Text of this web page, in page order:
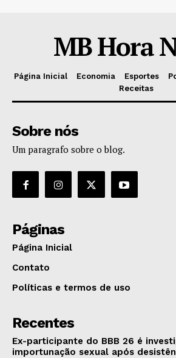
MB Hora
Página Inicial Economia Esportes
Receitas
Sobre nós
Um paragrafo sobre o blog.
Páginas
Página Inicial
Contato
Políticas e termos de uso
Recentes
Ex-participante do BBB 26 é
importunação sexual após